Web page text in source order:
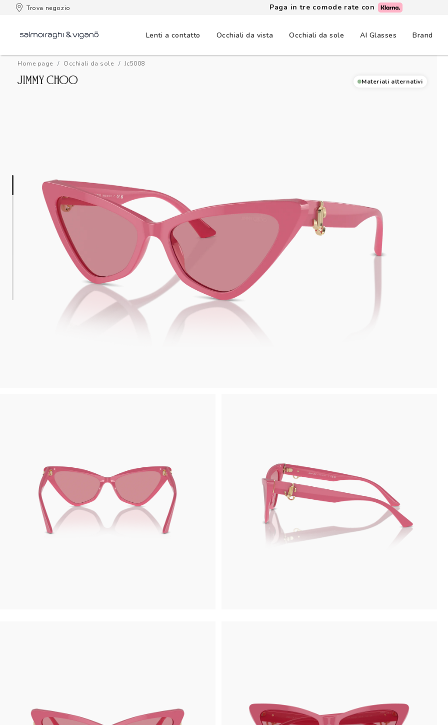
Trova negozio Paga in tre comode rate con
Lenti a contatto Occhiali da vista Occhiali da sole AI Glasses Brand
Home page Occhiali da sole jc5008
Materiali alternativi
Spedizione sicura e gratuita, senza spesa minima